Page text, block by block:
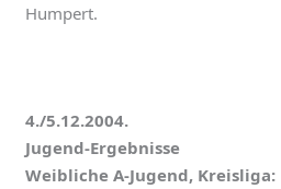
Humpert.
4./5.12.2004.
Jugend-Ergebnisse
Weibliche A-Jugend, Kreisliga: